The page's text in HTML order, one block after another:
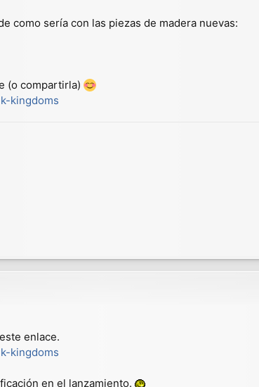
como sería con las piezas de madera nuevas:
(o compartirla)
kingdoms
enlace.
kingdoms
en el lanzamiento.